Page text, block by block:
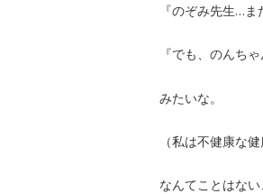
『のぞみ先生…
『でも、のんち
みたいな。
（私は不健康な
なんてことはな